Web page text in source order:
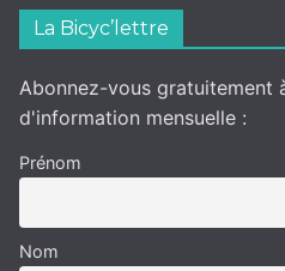
La Bicyc’lettre
Abonnez-vous gratuitement
d'information mensuelle :
Prénom
Nom